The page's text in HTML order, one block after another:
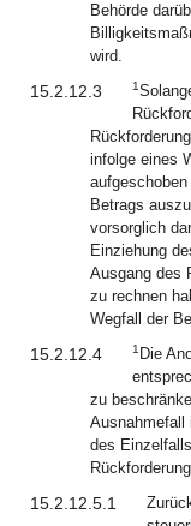
Behörde
wird.
15.2.12.3 1
infolge eines
Betrags
vorsorglich
Einziehung
Ausgang des
zu rechnen
Wegfall der
15.2.12.4 1 Die
zu
Ausnahmefall
des
15.2.12.5.1